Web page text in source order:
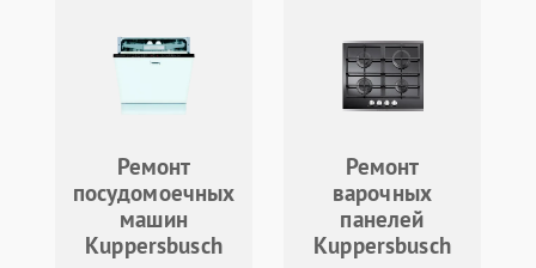
Ремонт
посудомоечных
машин
Kuppersbusch
Ремонт
варочных
панелей
Kuppersbusch